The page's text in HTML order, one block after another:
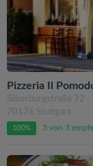
Pizzeria Il
Silberburgstraße 72
70176 Stuttgart
100% 3 von 3